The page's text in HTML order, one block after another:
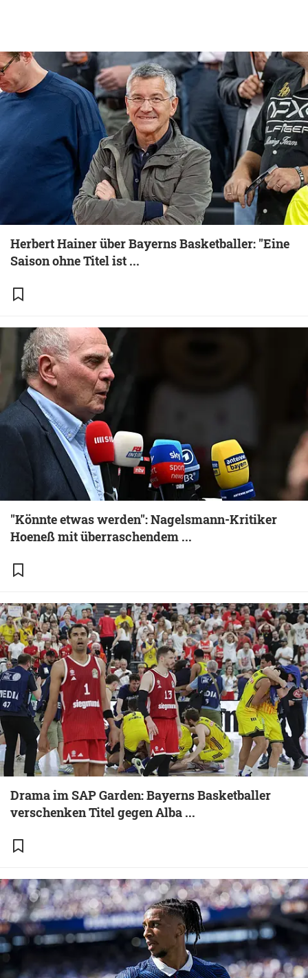
Herbert Hainer über Bayerns Basketballer: "Eine
Saison ohne Titel ist ...
"Könnte etwas werden": Nagelsmann-Kritiker
Hoeneß mit überraschendem ...
Drama im SAP Garden: Bayerns Basketballer
verschenken Titel gegen Alba ...